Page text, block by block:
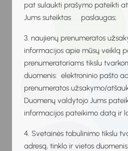
pat sulaukti prašymo pateikti
Jums suteiktas paslaugas;
3. naujienų prenumeratos
informacijos apie mūsų veiklą
prenumeratoriams tikslu
duomenis: elektroninio pašto
prenumeratos užsakymo/
Duomenų valdytojo Jums
informacijos pateikimo datą ir
4. Svetainės tobulinimo tikslu
adresą, tinklo ir vietos